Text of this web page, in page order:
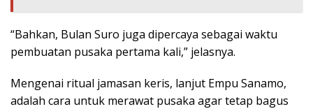
“Bahkan, Bulan Suro juga dipercaya sebagai waktu
pembuatan pusaka pertama kali,” jelasnya.
Mengenai ritual jamasan keris, lanjut Empu Sanamo,
adalah cara untuk merawat pusaka agar tetap bagus